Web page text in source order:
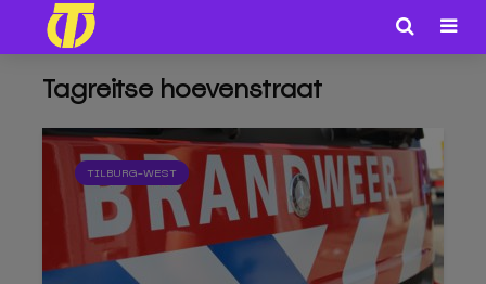
Tagreitse hoevenstraat
TILBURG-WEST